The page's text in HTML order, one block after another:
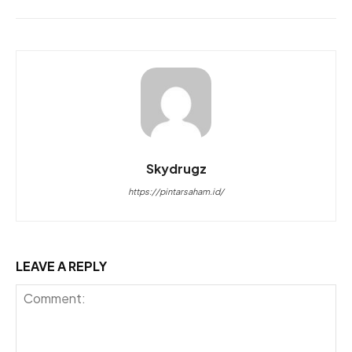
Skydrugz
https://pintarsaham.id/
LEAVE A REPLY